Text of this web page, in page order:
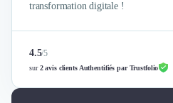
transformation digitale !
4.5/5
sur2 avis clients Authentifiés par Trustfolio